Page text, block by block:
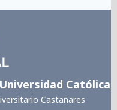
de Salta
Castañares